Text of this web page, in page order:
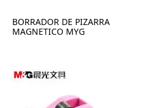
BORRADOR DE PIZARRA
MAGNETICO MYG